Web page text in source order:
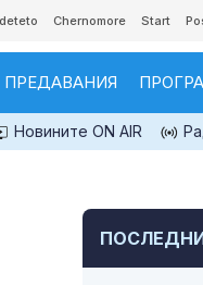
Chernomore Start
ПРЕДАВАНИЯ
Новините ON AIR